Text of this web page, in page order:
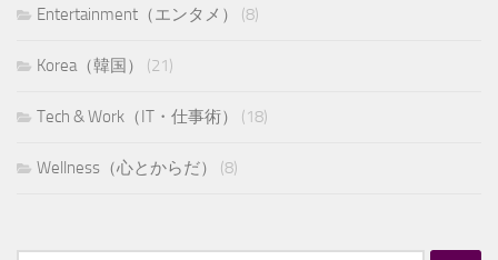
Entertainment（エンタメ） (8)
Korea（韓国） (21)
Tech & Work（IT・仕事術） (18)
Wellness（心とからだ） (8)